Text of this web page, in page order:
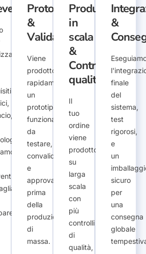
Prototipo
&
Validazione
Viene
prodotto
rapidamente
un
prototipo
funzionale
da
testare,
convalidare,
e
approvare
prima
della
produzione
di
massa.
Produzione
in
scala
&
Controllo
qualità
Il
tuo
ordine
viene
prodotto
su
larga
scala
con
più
controlli
di
qualità,
&
finale
del
sistema,
test
rigorosi,
e
un
sicuro
per
una
consegna
globale